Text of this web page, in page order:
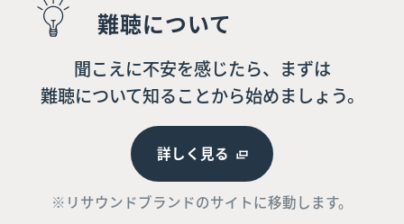
難聴について
聞こえに不安を感じたら、まずは
難聴について知ることから始めましょう。
詳しく見る
※リサウンドブランドのサイトに移動します。